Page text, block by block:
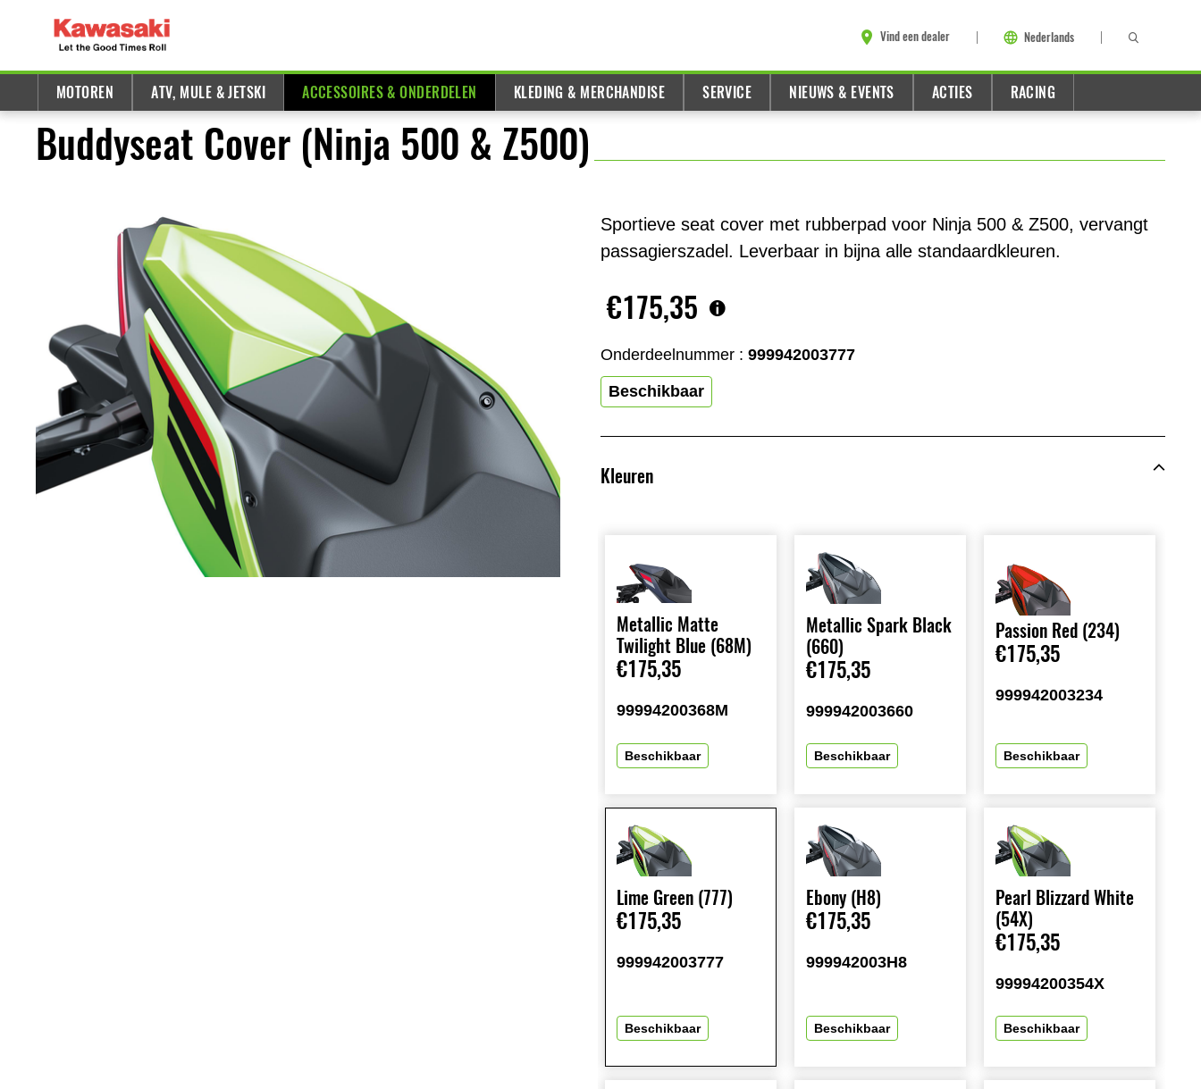
Vind een dealer Nederlands
MOTOREN ATV, MULE & JETSKI ACCESSOIRES & ONDERDELEN KLEDING & MERCHANDISE SERVICE NIEUWS & EVENTS ACTIES RACING
Buddyseat Cover (Ninja 500 & Z500)
Sportieve seat cover met rubberpad voor Ninja 500 & Z500, vervangt
passagierszadel. Leverbaar in bijna alle standaardkleuren.
€175,35
Onderdeelnummer : 999942003777
Beschikbaar
Kleuren
Metallic Matte
Twilight Blue (68M)
€175,35
99994200368M
Beschikbaar
Metallic Spark Black
(660)
€175,35
999942003660
Beschikbaar
Passion Red (234)
€175,35
999942003234
Beschikbaar
Lime Green (777)
€175,35
999942003777
Beschikbaar
Ebony (H8)
€175,35
999942003H8
Beschikbaar
Pearl Blizzard White
(54X)
€175,35
99994200354X
Beschikbaar